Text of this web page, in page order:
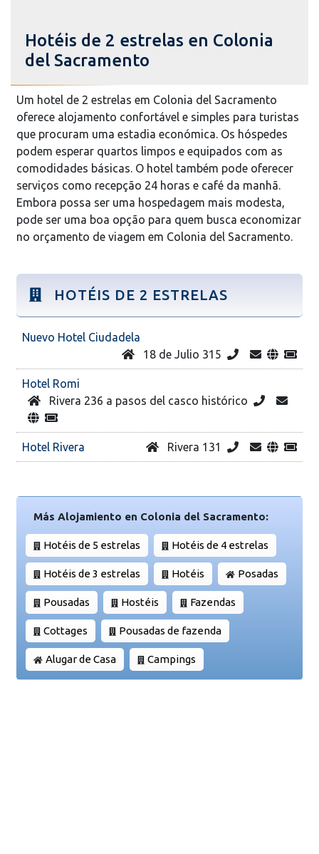
Hotéis de 2 estrelas en Colonia
del Sacramento
Um hotel de 2 estrelas em Colonia del Sacramento
oferece alojamento confortável e simples para turistas
que procuram uma estadia económica. Os hóspedes
podem esperar quartos limpos e equipados com as
comodidades básicas. O hotel também pode oferecer
serviços como recepção 24 horas e café da manhã.
Embora possa ser uma hospedagem mais modesta,
pode ser uma boa opção para quem busca economizar
no orçamento de viagem em Colonia del Sacramento.
HOTÉIS DE 2 ESTRELAS
Nuevo Hotel Ciudadela
18 de Julio 315
Hotel Romi
Rivera 236 a pasos del casco histórico
Hotel Rivera Rivera 131
Más Alojamiento en Colonia del Sacramento:
Hotéis de 5 estrelas Hotéis de 4 estrelas
Hotéis de 3 estrelas Hotéis Posadas
Pousadas Hostéis Fazendas
Cottages Pousadas de fazenda
Alugar de Casa Campings